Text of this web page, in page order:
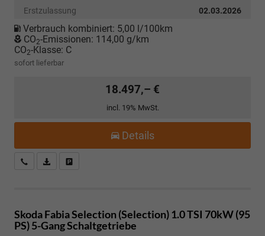
Erstzulassung
02.03.2026
Verbrauch kombiniert: 5,00 l/100km
CO2-Emissionen: 114,00 g/km
CO2-Klasse: C
sofort lieferbar
18.497,– €
incl. 19% MwSt.
Details
Kostenloser Rückruf-Service
PDF-Datei, Fahrzeugexposé drucken
Skoda FabiaSelection (Selection) 1.0 TSI 70kW (95
PS) 5-Gang Schaltgetriebe